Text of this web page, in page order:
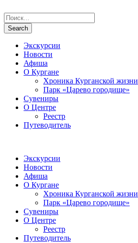
Экскурсии
Новости
Афиша
О Кургане
Хроника Курганской жизни
Парк «Царево городище»
Сувениры
О Центре
Реестр
Путеводитель
Экскурсии
Новости
Афиша
О Кургане
Хроника Курганской жизни
Парк «Царево городище»
Сувениры
О Центре
Реестр
Путеводитель